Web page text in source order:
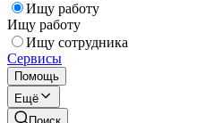
Ищу работу
Ищу работу
Ищу сотрудника
Сервисы
Помощь
Ещё